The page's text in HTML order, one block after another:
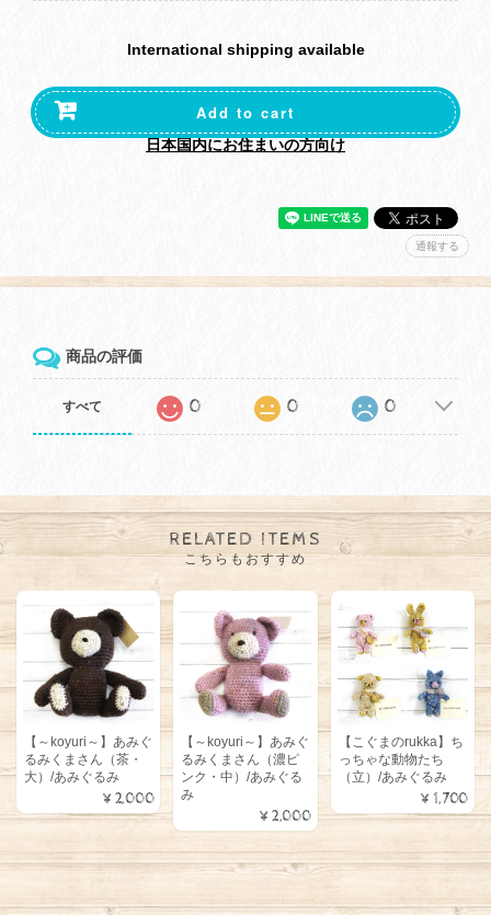
International shipping available
Add to cart
日本国内にお住まいの方向け
通報する
商品の評価
すべて 0 0 0
RELATED ITEMS
こちらもおすすめ
【～koyuri～】あみぐ
るみくまさん（茶・
大）/あみぐるみ
¥2,000
【～koyuri～】あみぐ
るみくまさん（濃ピ
ンク・中）/あみぐる
み
¥2,000
【こぐまのrukka】ち
っちゃな動物たち
（立）/あみぐるみ
¥1,700